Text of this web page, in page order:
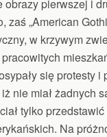
obrazy pierwszej i
zaś „American
w krzywym
się protesty i
nie miał żadnych
tylko
Na